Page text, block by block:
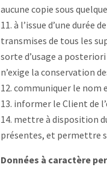
aucune copie sous
à l’issue d’une durée
transmises de tous les
sorte d’usage a
n’exige la conservation
communiquer le nom
informer le Client de
mettre à disposition
présentes, et permettre
Données à caractère